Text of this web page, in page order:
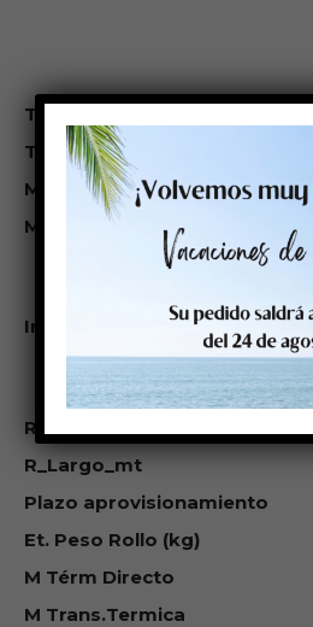
Temperatura de aplicación (°C)
Temperatura de servicio (°C)
M Adhesión Inicial
M Adhesión Final
Impresoras compatibles
R Ancho mm
R_Largo_mt
Plazo aprovisionamiento
Et. Peso Rollo (kg)
M Térm Directo
M Trans.Termica